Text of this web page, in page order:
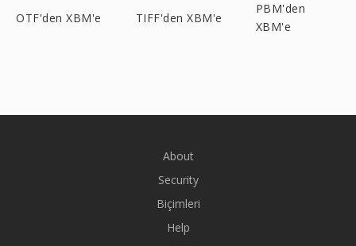
OTF'den XBM'e TIFF'den XBM'e
PBM'den
XBM'e
About
Security
Biçimleri
Help